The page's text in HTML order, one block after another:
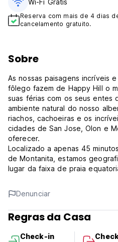
Wi-Fi Grátis
Reserva com mais de 4 dias
cancelamento gratuito.
Sobre
As nossas paisagens incríveis
fôlego fazem de Happy Hill o
suas férias com os seus entes
ambiente natural do nosso
riachos, cachoeiras e os
cidades de San Jose, Olon e
oferecer.
Localizado a apenas 45
de Montanita, estamos
lugar da faixa de praia
Salinas, Las Tunas, Dos
apenas a alguns minutos de
Um ambiente acolhedor,
espaçosas, rios, colinas e
Observação de aves,
Denunciar
Regras da Casa
Check-in